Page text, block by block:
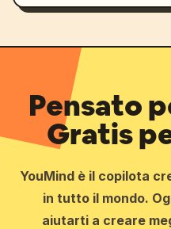
Pensato
Gratis
YouMind è il copilota
in tutto il mondo.
aiutarti a creare